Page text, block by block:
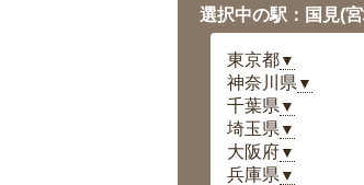
選択中の駅：国見(
東京都▼
神奈川県 ▼
千葉県 ▼
埼玉県 ▼
大阪府▼
兵庫県 ▼